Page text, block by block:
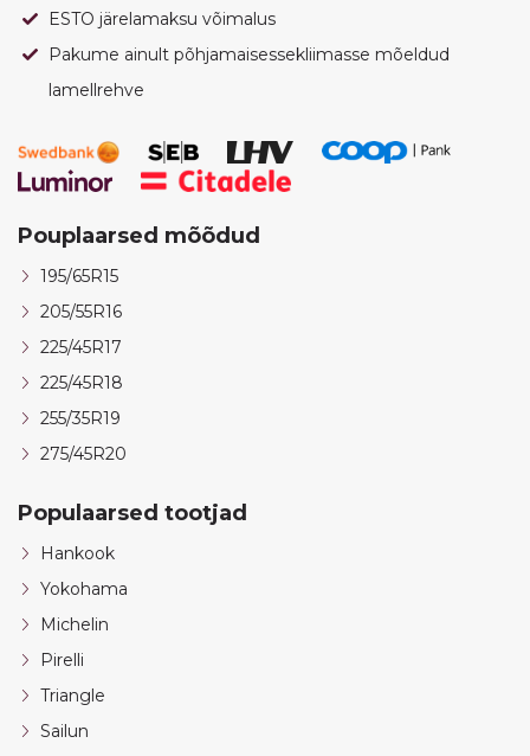
ESTO järelamaksu võimalus
Pakume ainult põhjamaisessekliimasse mõeldud
lamellrehve
Pouplaarsed mõõdud
195/65R15
205/55R16
225/45R17
225/45R18
255/35R19
275/45R20
Populaarsed tootjad
Hankook
Yokohama
Michelin
Pirelli
Triangle
Sailun